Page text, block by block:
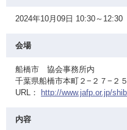
2024年10月09日 10:30～12:30
会場
船橋市 協会事務所内
千葉県船橋市本町２−２７−２
URL：
http://www.jafp.or.jp/
内容